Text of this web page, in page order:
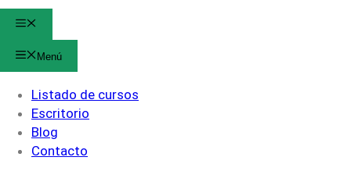
Menú
Listado de cursos
Escritorio
Blog
Contacto